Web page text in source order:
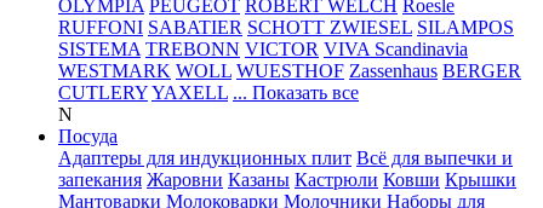
OLYMPIA PEUGEOT ROBERT WELCH Roesle
RUFFONI SABATIER SCHOTT ZWIESEL SILAMPOS
SISTEMA TREBONN VICTOR VIVA Scandinavia
WESTMARK WOLL WUESTHOF Zassenhaus BERGER
CUTLERYYAXELL ... Показать все
N
Посуда
Адаптеры для индукционных плит Всё для выпечки и
запекания Жаровни Казаны Кастрюли Ковши Крышки
Мантоварки Молоковарки Молочники Наборы для